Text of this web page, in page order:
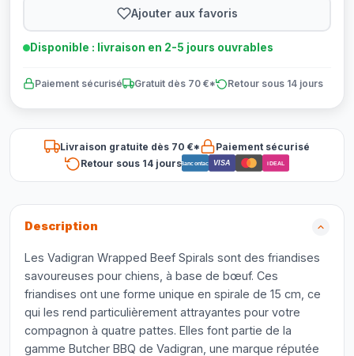
Ajouter aux favoris
Disponible : livraison en 2-5 jours ouvrables
Paiement sécurisé Gratuit dès 70 €* Retour sous 14 jours
Livraison gratuite dès 70 €*
Paiement sécurisé
Retour sous 14 joursBancontact VISA iDEAL
Description
Les Vadigran Wrapped Beef Spirals sont des friandises
savoureuses pour chiens, à base de bœuf. Ces
friandises ont une forme unique en spirale de 15 cm, ce
qui les rend particulièrement attrayantes pour votre
compagnon à quatre pattes. Elles font partie de la
gamme Butcher BBQ de Vadigran, une marque réputée